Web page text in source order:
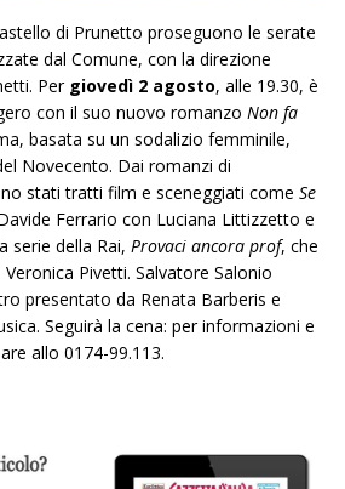
di Prunetto proseguono le serate
dal Comune, con la direzione
Per giovedì 2 agosto, alle 19.30, è
con il suo nuovo romanzo Non fa
basata su un sodalizio femminile,
Novecento. Dai romanzi di
stati tratti film e sceneggiati come Se
Ferrario con Luciana Littizzetto e
serie della Rai, Provaci ancora prof, che
Pivetti. Salvatore Salonio
presentato da Renata Barberis e
Seguirà la cena: per informazioni e
allo 0174-99.113.